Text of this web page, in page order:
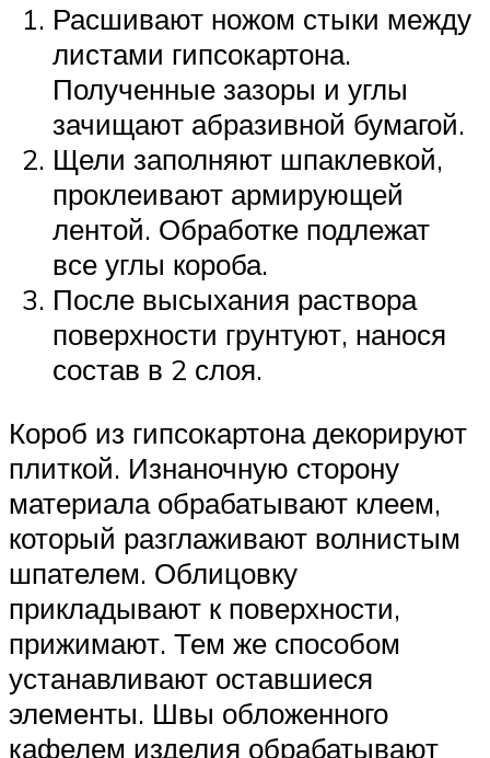
Расшивают ножом стыки между
листами гипсокартона.
Полученные зазоры и углы
зачищают абразивной бумагой.
Щели заполняют шпаклевкой,
проклеивают армирующей
лентой. Обработке подлежат
все углы короба.
После высыхания раствора
поверхности грунтуют, нанося
состав в 2 слоя.
Короб из гипсокартона декорируют
плиткой. Изнаночную сторону
материала обрабатывают клеем,
который разглаживают волнистым
шпателем. Облицовку
прикладывают к поверхности,
прижимают. Тем же способом
устанавливают оставшиеся
элементы. Швы обложенного
кафелем изделия обрабатывают